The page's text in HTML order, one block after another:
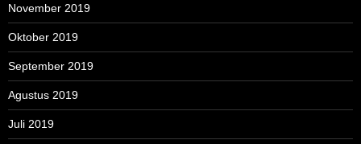
November 2019
Oktober 2019
September 2019
Agustus 2019
Juli 2019